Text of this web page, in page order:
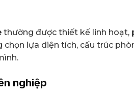
thường được thiết kế linh hoạt,
lựa diện tích, cấu trúc
nghiệp